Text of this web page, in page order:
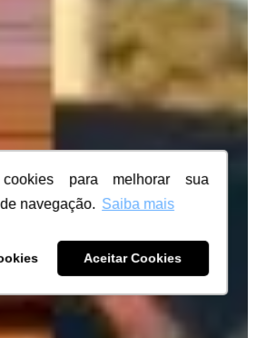
cookies para melhorar sua
navegação. Saiba mais
Aceitar Cookies